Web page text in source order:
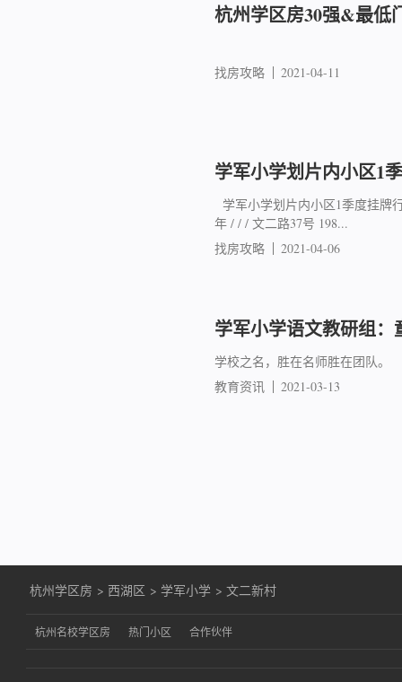
杭州学区房30强&最低
找房攻略 2021-04-11
学军小学划片内小区1
学军小学划片内小区1季度挂牌
年 / / / 文二路37号 198...
找房攻略
2021-04-06
学军小学语文教研组
学校之名，胜在名师胜在团队。
教育资讯
2021-03-13
杭州学区房 > 西湖区 > 学军小学 >文二新村
杭州名校学区房 热门小区 合作伙伴